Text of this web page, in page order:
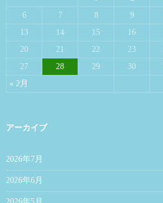
« 2月
6
7 8 9
13
14 15 16
20
21 22 23
27
28 29 30
アーカイブ
2026年7月
2026年6月